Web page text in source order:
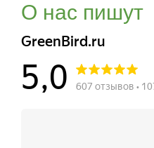
О нас пишут